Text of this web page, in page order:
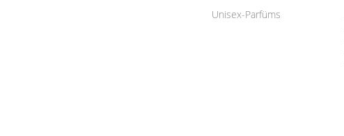
Unisex-Parfüms